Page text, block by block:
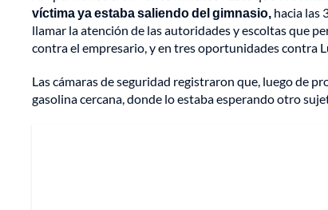
víctima ya estaba saliendo del gimnasio, hacia las
llamar la atención de las autoridades y escoltas que
contra el empresario, y en tres oportunidades contra
Las cámaras de seguridad registraron que, luego de
gasolina cercana, donde lo estaba esperando otro